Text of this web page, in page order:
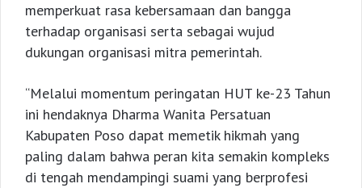
memperkuat rasa kebersamaan dan bangga
terhadap organisasi serta sebagai wujud
dukungan organisasi mitra pemerintah.
“Melalui momentum peringatan HUT ke-23 Tahun
ini hendaknya Dharma Wanita Persatuan
Kabupaten Poso dapat memetik hikmah yang
paling dalam bahwa peran kita semakin kompleks
di tengah mendampingi suami yang berprofesi